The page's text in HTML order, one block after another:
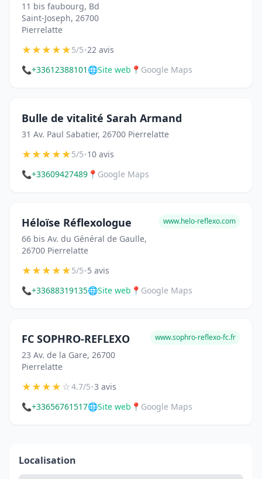
11 bis faubourg, Bd
Saint-Joseph, 26700
Pierrelatte
★★★★★5/5•22 avis
📞+33612388101 🌐Site web 📍 Google Maps
Bulle de vitalité Sarah Armand
31 Av. Paul Sabatier, 26700 Pierrelatte
★★★★★5/5•10 avis
📞+33609427489 📍 Google Maps
Héloïse Réflexologue
66 bis Av. du Général de Gaulle,
26700 Pierrelatte
www.helo-reflexo.com
★★★★★5/5•5 avis
📞+33688319135🌐Site web 📍 Google Maps
FC SOPHRO-REFLEXO
23 Av. de la Gare, 26700
Pierrelatte
www.sophro-reflexo-fc.fr
★★★★☆4.7/5•3 avis
📞+33656761517🌐Site web 📍 Google Maps
Localisation